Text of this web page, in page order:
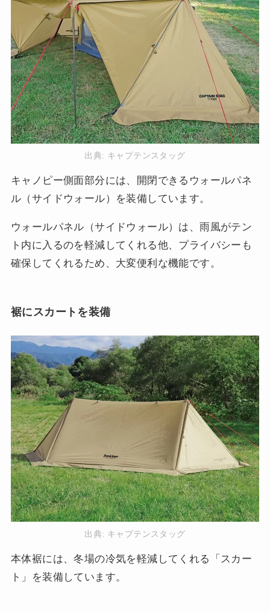
出典: キャプテンスタッグ
キャノピー側面部分には、開閉できるウォールパネ
ル（サイドウォール）を装備しています。
ウォールパネル（サイドウォール）は、雨風がテン
ト内に入るのを軽減してくれる他、プライバシーも
確保してくれるため、大変便利な機能です。
裾にスカートを装備
出典: キャプテンスタッグ
本体裾には、冬場の冷気を軽減してくれる「スカー
ト」を装備しています。